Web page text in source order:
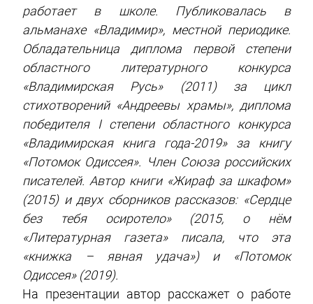
работает в школе. Публиковалась в
альманахе «Владимир», местной периодике.
Обладательница диплома первой степени
областного литературного конкурса
«Владимирская Русь» (2011) за цикл
стихотворений «Андреевы храмы», диплома
победителя I степени областного конкурса
«Владимирская книга года-2019» за книгу
«Потомок Одиссея». Член Союза российских
писателей. Автор книги «Жираф за шкафом»
(2015) и двух сборников рассказов: «Сердце
без тебя осиротело» (2015, о нём
«Литературная газета» писала, что эта
«книжка – явная удача») и «Потомок
Одиссея» (2019).
На презентации автор расскажет о работе